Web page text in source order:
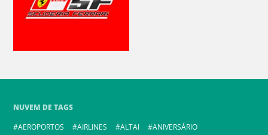
NUVEM DE TAGS
AEROPORTOS
AIRLINES ALTAI
ANIVERSÁRIO